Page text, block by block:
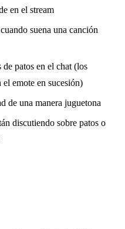
en el stream
suena una canción
de patos en el chat (los
el emote en sucesión)
de una manera juguetona
discutiendo sobre patos o